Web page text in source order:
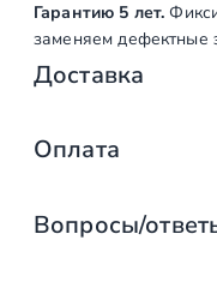
Гарантию 5 лет.
заменяем дефектные
Доставка
Доставка от
от упаковки на
Какие изделия
Оплата
Оплата услуг
Вопросы/